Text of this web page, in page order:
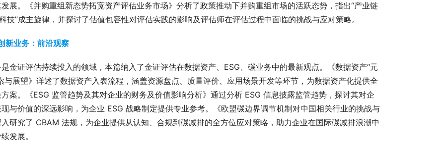
展。《并购重组新态势拓宽资产评估业务市场》分析了政策推动下并购重组市场的活跃态势，指出“产业链
技”成主旋律，并探讨了估值包容性对评估实践的影响及评估师在评估过程中面临的挑战与应对策略。
新业务：前沿观察
金证评估持续投入的领域，本篇纳入了金证评估在数据资产、ESG、碳业务中的最新观点。《数据资产“元
与展望》详述了数据资产入表流程，涵盖资源盘点、质量评价、应用场景开发等环节，为数据资产化提供全
案。《ESG 监管趋势及其对企业的财务及价值影响分析》通过分析 ESG 信息披露监管趋势，探讨其对企
与价值的深远影响，为企业 ESG 战略制定提供专业参考。《欧盟碳边界调节机制对中国相关行业的挑战与
研究了 CBAM 法规，为企业提供从认知、合规到碳减排的全方位应对策略，助力企业在国际碳减排浪潮中
发展。